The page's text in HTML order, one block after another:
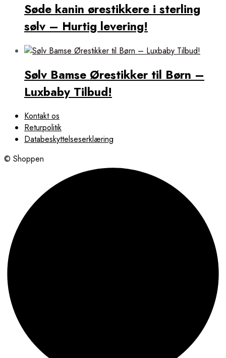
Søde kanin ørestikkere i sterling
sølv – Hurtig levering!
Sølv Bamse Ørestikker til Børn –
Luxbaby Tilbud!
Kontakt os
Returpolitik
Databeskyttelseserklæring
© Shoppen